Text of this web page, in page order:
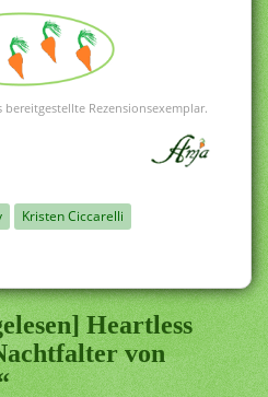
Rezensionsexemplar.
Kristen Ciccarelli
Heartless
von